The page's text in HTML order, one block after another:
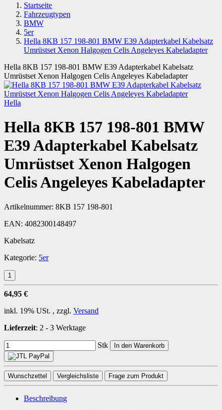
Startseite
Fahrzeugtypen
BMW
5er
Hella 8KB 157 198-801 BMW E39 Adapterkabel Kabelsatz
Umrüstset Xenon Halgogen Celis Angeleyes Kabeladapter
Hella 8KB 157 198-801 BMW E39 Adapterkabel Kabelsatz
Umrüstset Xenon Halgogen Celis Angeleyes Kabeladapter
Hella
Hella 8KB 157 198-801 BMW
E39 Adapterkabel Kabelsatz
Umrüstset Xenon Halgogen
Celis Angeleyes Kabeladapter
Artikelnummer: 8KB 157 198-801
EAN: 4082300148497
Kabelsatz
Kategorie: 5er
64,95 €
inkl. 19% USt. , zzgl. Versand
Lieferzeit: 2 - 3 Werktage
Stk In den Warenkorb
Wunschzettel Vergleichsliste Frage zum Produkt
Beschreibung